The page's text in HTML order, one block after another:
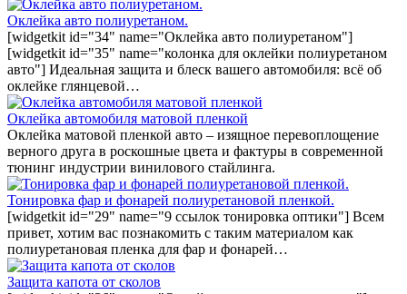
Оклейка авто полиуретаном.
[widgetkit id="34" name="Оклейка авто полиуретаном"]
[widgetkit id="35" name="колонка для оклейки полиуретаном
авто"] Идеальная защита и блеск вашего автомобиля: всё об
оклейке глянцевой…
Оклейка автомобиля матовой пленкой
Оклейка матовой пленкой авто – изящное перевоплощение
верного друга в роскошные цвета и фактуры в современной
тюнинг индустрии винилового стайлинга.
Тонировка фар и фонарей полиуретановой пленкой.
[widgetkit id="29" name="9 ссылок тонировка оптики"] Всем
привет, хотим вас познакомить с таким материалом как
полиуретановая пленка для фар и фонарей…
Защита капота от сколов